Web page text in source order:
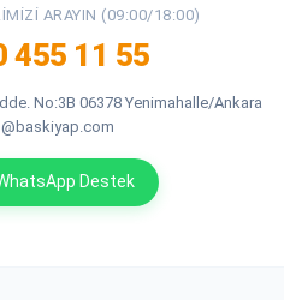
ARAYIN (09:00/18:00)
455 11 55
No:3B 06378 Yenimahalle/Ankara
Destek